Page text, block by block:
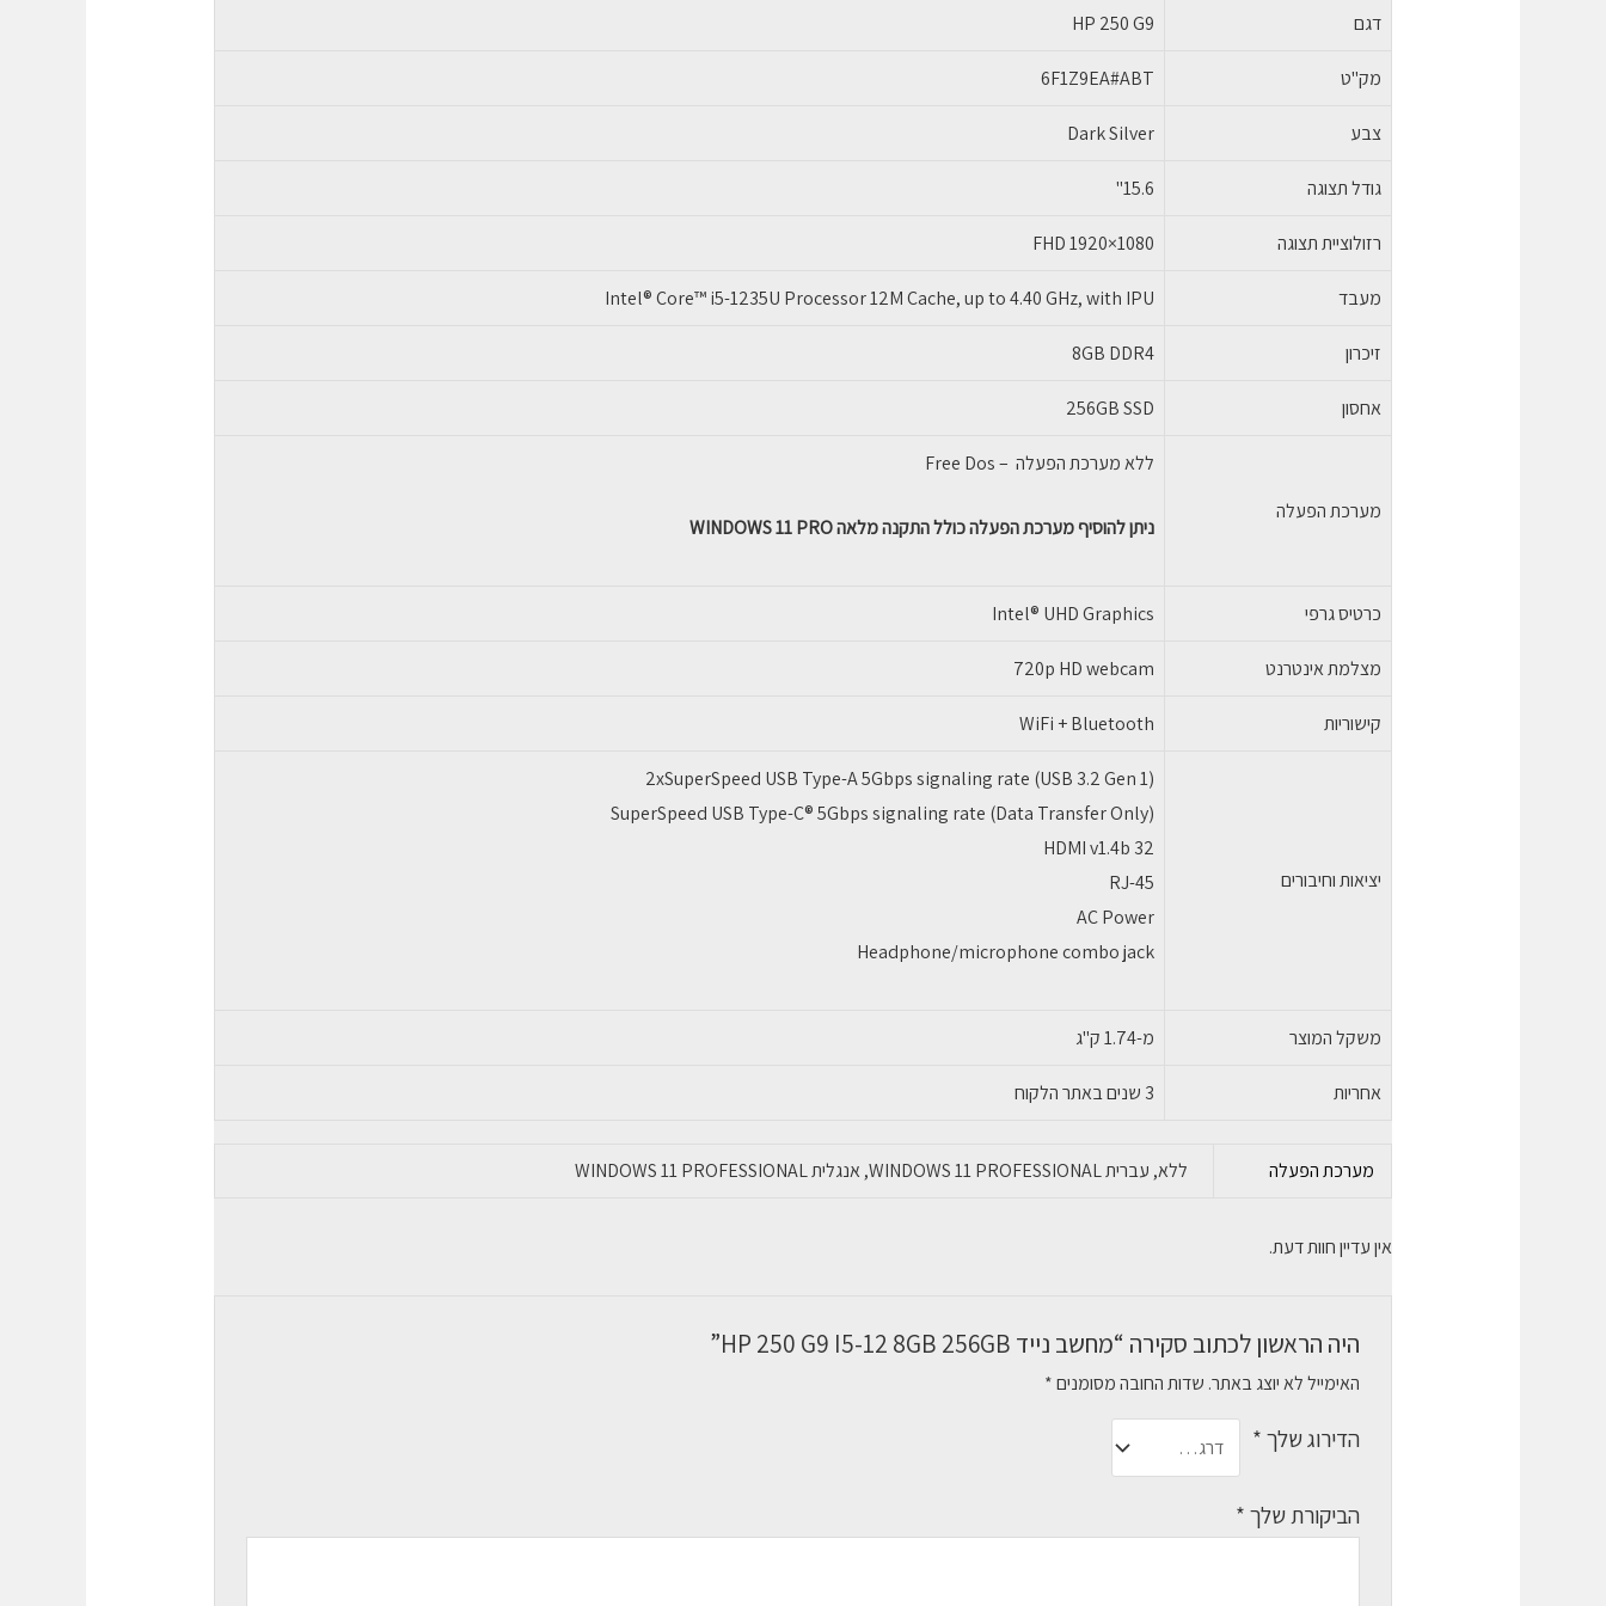
דגם HP 250 G9
מק"ט 6F1Z9EA#ABT
צבע Dark Silver
גודל תצוגה 15.6"
רזולוציית תצוגה FHD 1920×1080
מעבד Intel® Core™ i5-1235U Processor 12M Cache, up to 4.40 GHz, with IPU
זיכרון 8GB DDR4
אחסון 256GB SSD
מערכת הפעלה
ללא מערכת הפעלה – Free Dos
ניתן להוסיף מערכת הפעלה כולל התקנה מלאה WINDOWS 11 PRO
כרטיס גרפי Intel® UHD Graphics
מצלמת אינטרנט 720p HD webcam
קישוריות WiFi + Bluetooth
יציאות וחיבורים
2xSuperSpeed USB Type-A 5Gbps signaling rate (USB 3.2 Gen 1)
SuperSpeed USB Type-C® 5Gbps signaling rate (Data Transfer Only)
HDMI v1.4b 32
RJ-45
AC Power
Headphone/microphone combo jack
משקל המוצר מ-1.74 ק"ג
אחריות 3 שנים באתר הלקוח
מערכת הפעלה ללא, עברית WINDOWS 11 PROFESSIONAL, אנגלית WINDOWS 11 PROFESSIONAL
אין עדיין חוות דעת.
היה הראשון לכתוב סקירה “מחשב נייד HP 250 G9 I5-12 8GB 256GB”
האימייל לא יוצג באתר. שדות החובה מסומנים*
הדירוג שלך*
הביקורת שלך*